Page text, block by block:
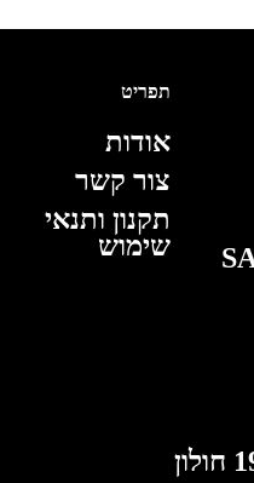
תפריט
אודות
צור קשר
תקנון ותנאי
שימוש